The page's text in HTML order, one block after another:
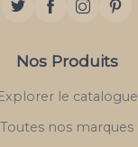
Nos Produits
le catalogue
Toutes nos marques